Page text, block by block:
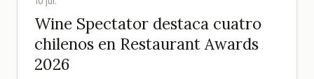
Wine Spectator destaca cuatro
chilenos en Restaurant Awards
2026